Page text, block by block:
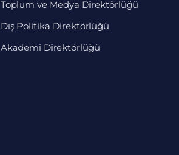
Toplum ve Medya Direktörlüğü
Dış Politika Direktörlüğü
Akademi Direktörlüğü